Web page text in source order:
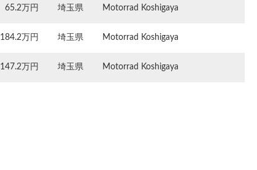
65.2万円 埼玉県 Motorrad Koshigaya
184.2万円 埼玉県 Motorrad Koshigaya
147.2万円 埼玉県 Motorrad Koshigaya